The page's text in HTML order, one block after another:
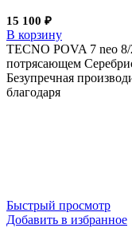
15 100 ₽
В корзину
TECNO POVA 7 neo
потрясающем
Безупречная
благодаря
Быстрый просмотр
Добавить в избранное